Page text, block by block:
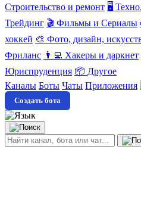
Строительство и ремонт 🖥️
Трейдинг 🎬 Фильмы и Сериалы
хоккей 🎨 Фото, дизайн,
Фриланс 👨‍💻 Хакеры и даркнет
Юриспруденция 📦 Другое
Каналы Боты Чаты Приложения
Создать бота